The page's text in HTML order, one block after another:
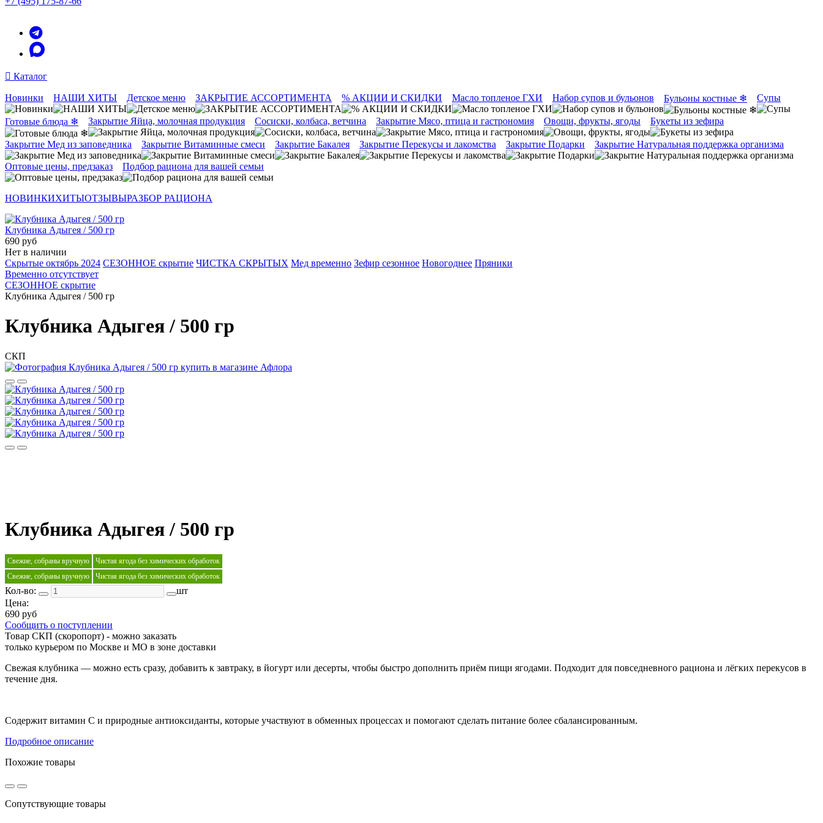
Каталог
Новинки НАШИ ХИТЫ Детское меню ЗАКРЫТИЕ АССОРТИМЕНТА % АКЦИИ И СКИДКИ Масло топленое ГХИ Набор супов и бульонов Бульоны костные ❄ Супы
Готовые блюда ❄ Закрытие Яйца, молочная продукция Сосиски, колбаса, ветчина Закрытие Мясо, птица и гастрономия Овощи, фрукты, ягоды Букеты из зефира
Закрытие Мед из заповедника Закрытие Витаминные смеси Закрытие Бакалея Закрытие Перекусы и лакомства Закрытие Подарки Закрытие Натуральная поддержка организма
Оптовые цены, предзаказ Подбор рациона для вашей семьи
НОВИНКИХИТЫОТЗЫВЫРАЗБОР РАЦИОНА
Клубника Адыгея / 500 гр
690 руб
Нет в наличии
Скрытые октябрь 2024 СЕЗОННОЕ скрытие ЧИСТКА СКРЫТЫХ Мед временно Зефир сезонное Новогоднее Пряники
Временно отсутствует
СЕЗОННОЕ скрытие
Клубника Адыгея / 500 гр
Клубника Адыгея / 500 гр
СКП
Клубника Адыгея / 500 гр
Свежие, собраны вручную
Чистая ягода без химических обработок
Свежие, собраны вручную
Чистая ягода без химических обработок
Кол-во:
шт
Цена:
690 руб
Сообщить о поступлении
Товар СКП (скоропорт) - можно заказать
только курьером по Москве и МО в зоне доставки
Свежая клубника — можно есть сразу, добавить к завтраку, в йогурт или десерты, чтобы быстро дополнить приём пищи ягодами. Подходит для повседневного рациона и лёгких перекусов в
течение дня.
Содержит витамин C и природные антиоксиданты, которые участвуют в обменных процессах и помогают сделать питание более сбалансированным.
Подробное описание
Похожие товары
Сопутствующие товары